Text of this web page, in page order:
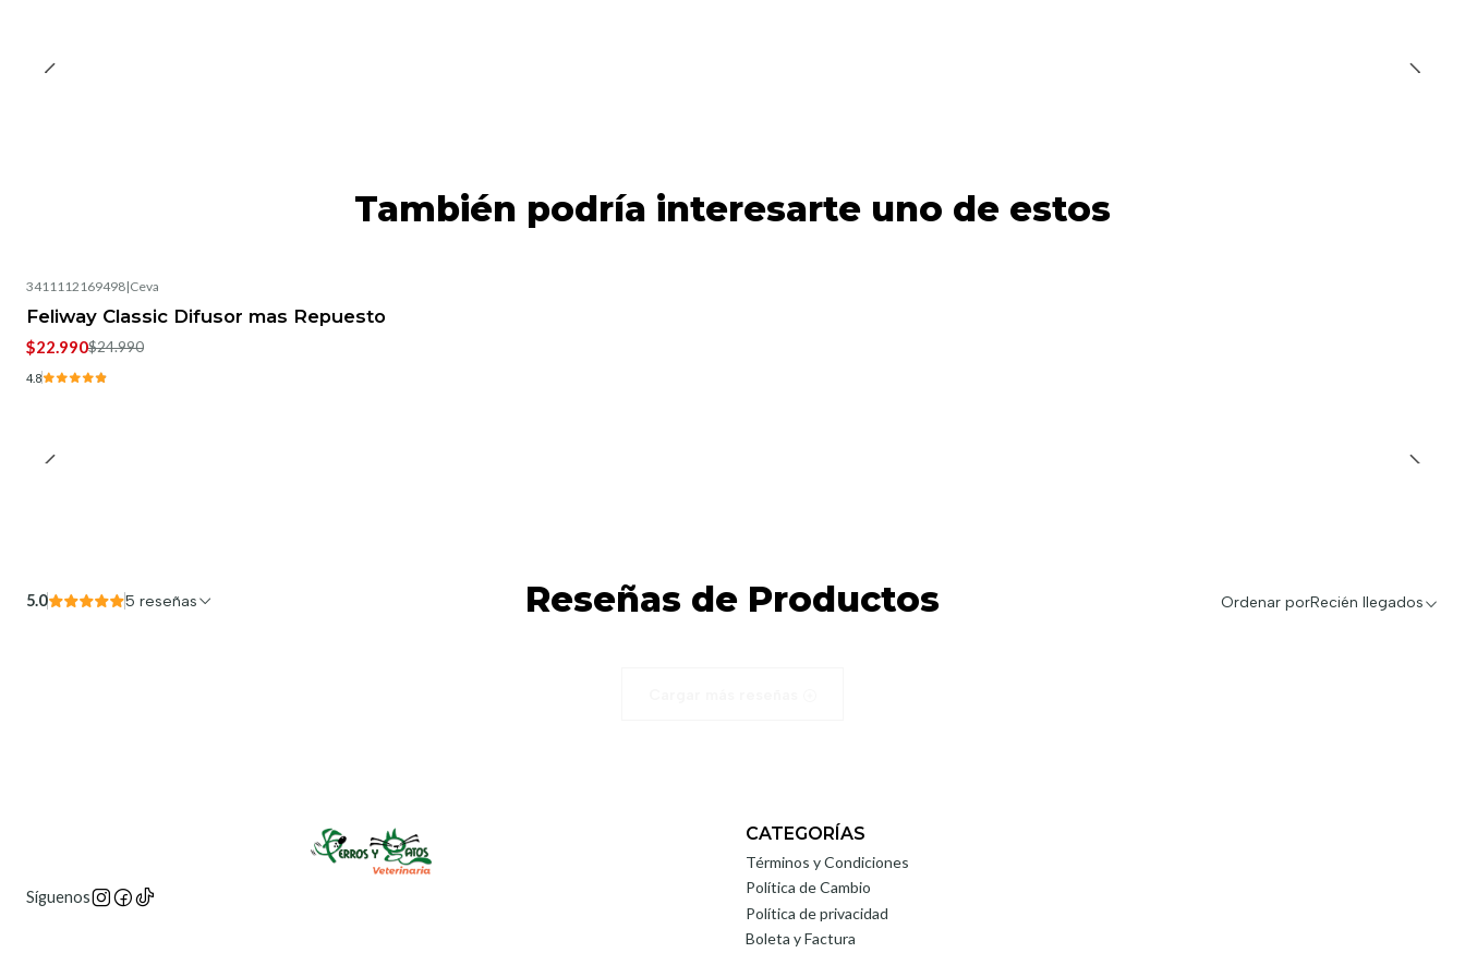
También podría interesarte uno de estos
3411112169498|Ceva
Feliway Classic Difusor mas Repuesto
$22.990$24.990
4.8
Reseñas de Productos
5.0 5 reseñas Ordenar porRecién llegados
Síguenos
CATEGORÍAS
Términos y Condiciones
Política de Cambio
Política de privacidad
Boleta y Factura